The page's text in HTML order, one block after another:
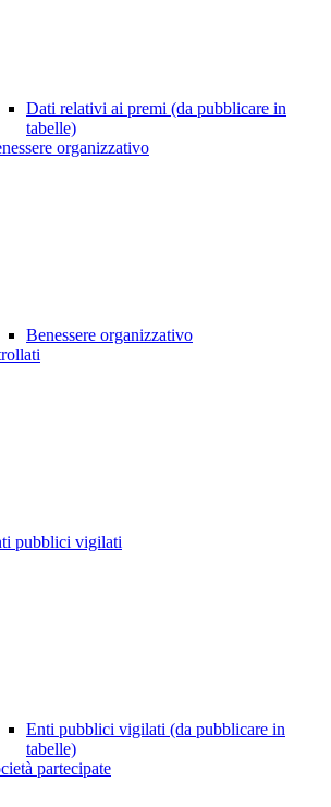
Dati relativi ai premi (da pubblicare in
tabelle)
organizzativo
Benessere organizzativo
pubblici vigilati
Enti pubblici vigilati (da pubblicare in
tabelle)
partecipate